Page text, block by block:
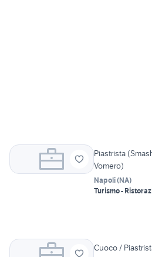
Piastrista
Vomero)
Napoli(NA)
Turismo -
Cuoco /